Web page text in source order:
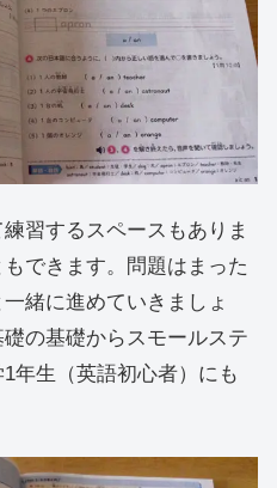
習するスペースもありま
できます。問題はまった
緒に進めていきましょ
の基礎からスモールステ
年生（英語初心者）にも